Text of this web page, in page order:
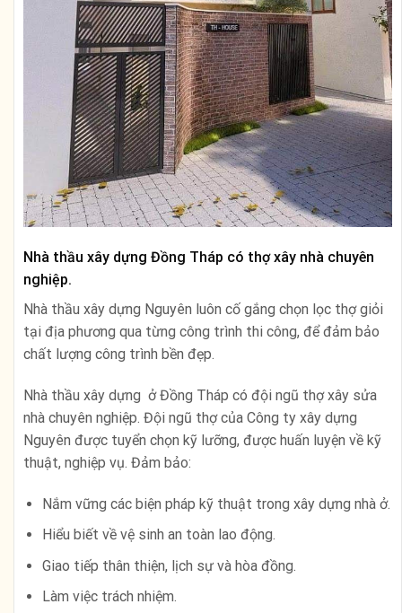
Nhà thầu xây dựng Đồng Tháp có thợ xây nhà chuyên
nghiệp.
Nhà thầu xây dựng Nguyên luôn cố gắng chọn lọc thợ giỏi
tại địa phương qua từng công trình thi công, để đảm bảo
chất lượng công trình bền đẹp.
Nhà thầu xây dựng ở Đồng Tháp có đội ngũ thợ xây sửa
nhà chuyên nghiệp. Đội ngũ thợ của Công ty xây dựng
Nguyên được tuyển chọn kỹ lưỡng, được huấn luyện về kỹ
thuật, nghiệp vụ. Đảm bảo:
Nắm vững các biện pháp kỹ thuật trong xây dựng nhà ở.
Hiểu biết về vệ sinh an toàn lao động.
Giao tiếp thân thiện, lịch sự và hòa đồng.
Làm việc trách nhiệm.